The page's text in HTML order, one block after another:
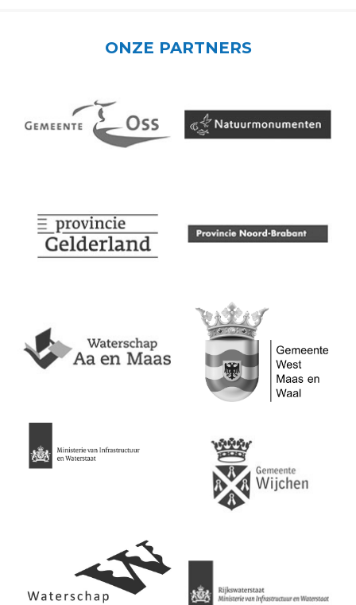
ONZE PARTNERS